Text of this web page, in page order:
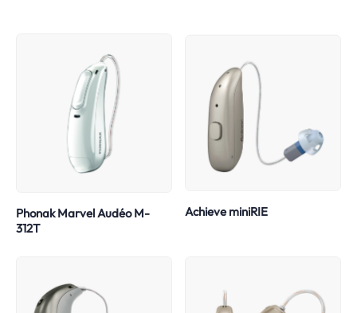
Phonak Marvel Audéo M-
312T
Achieve miniRIE